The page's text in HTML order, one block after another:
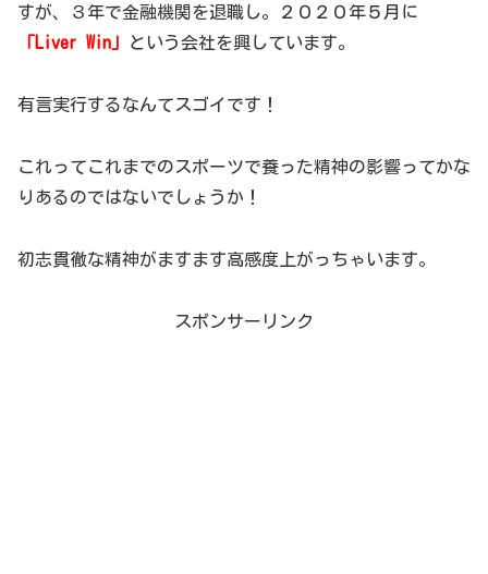
すが、３年で金融機関を退職し。２０２０年５月に
「Liver Win」
という会社を興しています。
有言実行するなんてスゴイです！
これってこれまでのスポーツで養った精神の影響ってかな
りあるのではないでしょうか！
初志貫徹な精神がますます高感度上がっちゃいます。
スポンサーリンク